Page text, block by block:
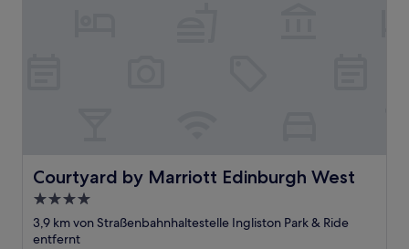
Courtyard by Marriott Edinburgh West
Courtyard by Marriott Edinburgh West
4.0-
Sterne-
Unterkunft
3,9 km von Straßenbahnhaltestelle Ingliston Park & Ride
entfernt